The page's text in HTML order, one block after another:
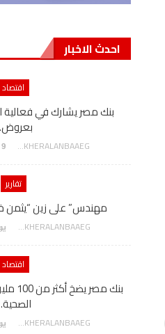
احدث الاخبار
اقتصاد
بنك مصر يشارك في فعالية
AKHERALANBAAEG 9 ساعات منذ
تقارير
مهندس” على زين “يثمن
AKHERALANBAAEG
اقتصاد
بنك
AKHERALANBAAEG